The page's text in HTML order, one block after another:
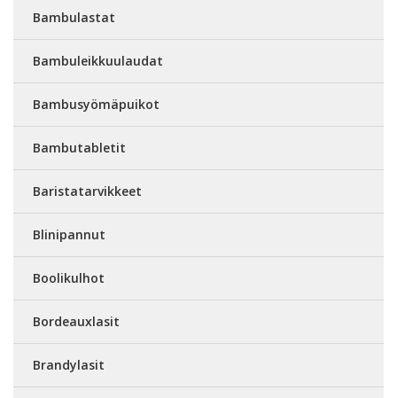
Bambulastat
Bambuleikkuulaudat
Bambusyömäpuikot
Bambutabletit
Baristatarvikkeet
Blinipannut
Boolikulhot
Bordeauxlasit
Brandylasit